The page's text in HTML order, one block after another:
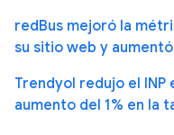
redBus mejoró la
su sitio web y
Trendyol redujo el INP
aumento del 1% en la